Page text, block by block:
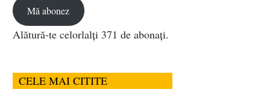
Mă abonez
Alătură-te celorlalți 371 de abonați.
CELE MAI CITITE